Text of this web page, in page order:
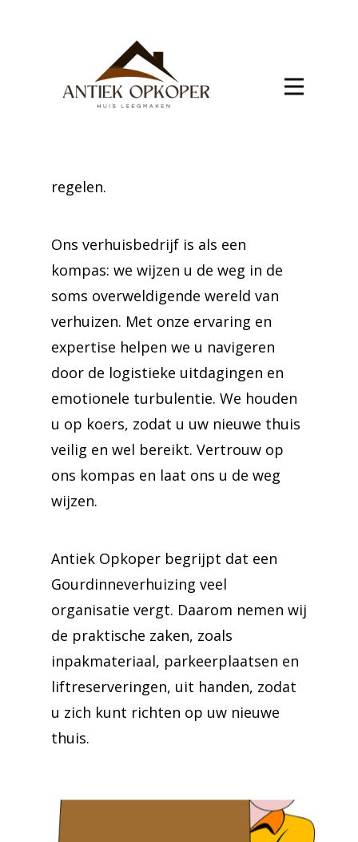
een gestroomlijnd proces met onze
hulp. We bieden een volledige
service, van het voorbereiden van uw
regelen.
Ons verhuisbedrijf is als een
kompas: we wijzen u de weg in de
soms overweldigende wereld van
verhuizen. Met onze ervaring en
expertise helpen we u navigeren
door de logistieke uitdagingen en
emotionele turbulentie. We houden
u op koers, zodat u uw nieuwe thuis
veilig en wel bereikt. Vertrouw op
ons kompas en laat ons u de weg
wijzen.
Antiek Opkoper begrijpt dat een
Gourdinneverhuizing veel
organisatie vergt. Daarom nemen wij
de praktische zaken, zoals
inpakmateriaal, parkeerplaatsen en
liftreserveringen, uit handen, zodat
u zich kunt richten op uw nieuwe
thuis.